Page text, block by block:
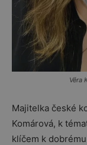
Věra
Majitelka české
Komárová, k
klíčem k